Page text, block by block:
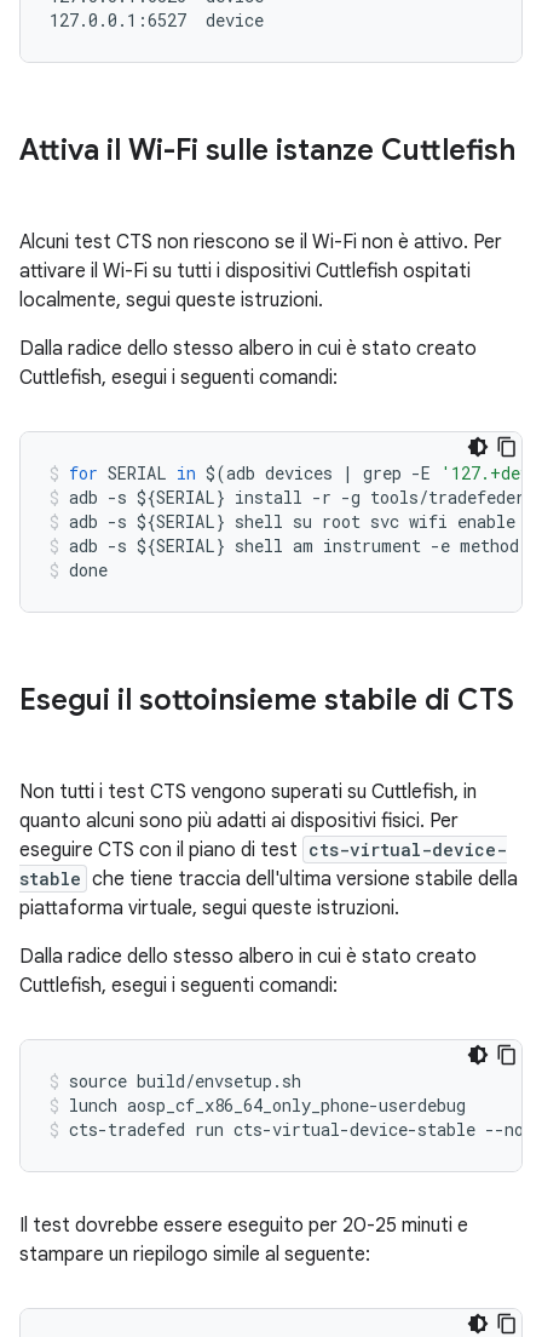
Attiva il Wi-Fi sulle istanze Cuttlefish
Alcuni test CTS non riescono se il Wi-Fi non è attivo. Per
attivare il Wi-Fi su tutti i dispositivi Cuttlefish ospitati
localmente, segui queste istruzioni.
Dalla radice dello stesso albero in cui è stato creato
Cuttlefish, esegui i seguenti comandi:
for SERIAL in $(adb devices | grep -E
adb -s ${SERIAL} install -r -g tools/
adb -s ${SERIAL} shell su root svc wifi enable
adb -s ${SERIAL} shell am instrument -e method
done
Esegui il sottoinsieme stabile di CTS
Non tutti i test CTS vengono superati su Cuttlefish, in
quanto alcuni sono più adatti ai dispositivi fisici. Per
eseguire CTS con il piano di test cts-virtual-device-
stable che tiene traccia dell'ultima versione stabile della
piattaforma virtuale, segui queste istruzioni.
Dalla radice dello stesso albero in cui è stato creato
Cuttlefish, esegui i seguenti comandi:
source build/envsetup.sh
lunch aosp_cf_x86_64_only_phone-userdebug
cts-tradefed run cts-virtual-device-stable --no-
Il test dovrebbe essere eseguito per 20-25 minuti e
stampare un riepilogo simile al seguente: